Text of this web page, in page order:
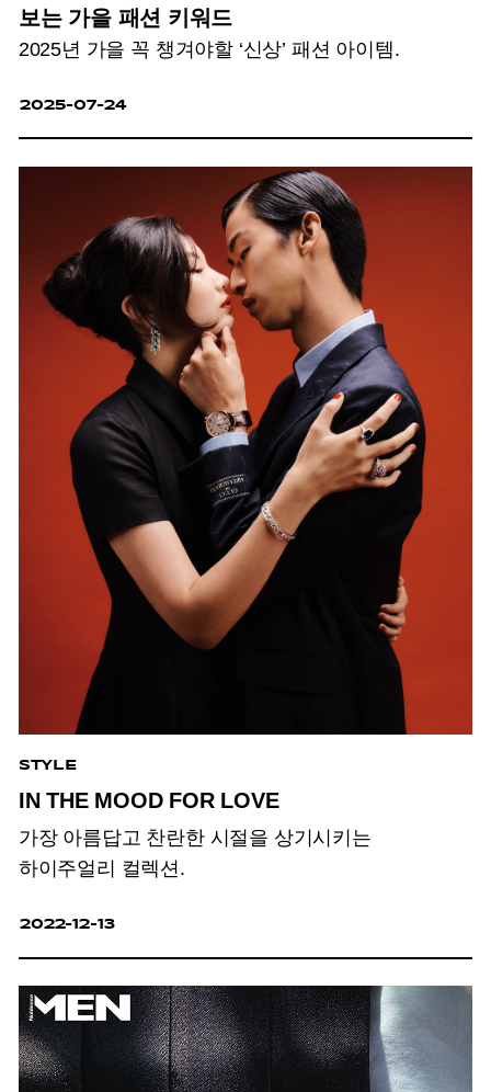
보는 가을 패션 키워드
2025년 가을 꼭 챙겨야할 ‘신상’ 패션 아이템.
2025-07-24
STYLE
IN THE MOOD FOR LOVE
가장 아름답고 찬란한 시절을 상기시키는
하이주얼리 컬렉션.
2022-12-13